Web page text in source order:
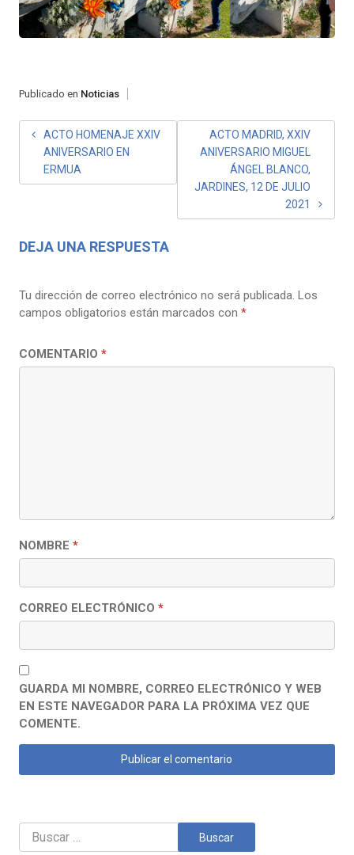
Publicado en Noticias
NAVEGACIÓN
ENTRADAS
ACTO HOMENAJE XXIV
ANIVERSARIO EN
ERMUA
ACTO MADRID, XXIV
ANIVERSARIO MIGUEL
ÁNGEL BLANCO,
JARDINES, 12 DE JULIO
2021
DEJA UNA RESPUESTA
Tu dirección de correo electrónico no será publicada. Los
campos obligatorios están marcados con *
COMENTARIO *
NOMBRE *
CORREO ELECTRÓNICO *
GUARDA MI NOMBRE, CORREO ELECTRÓNICO Y WEB
EN ESTE NAVEGADOR PARA LA PRÓXIMA VEZ QUE
COMENTE.
Buscar: